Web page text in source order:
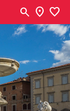
search location_on favorite